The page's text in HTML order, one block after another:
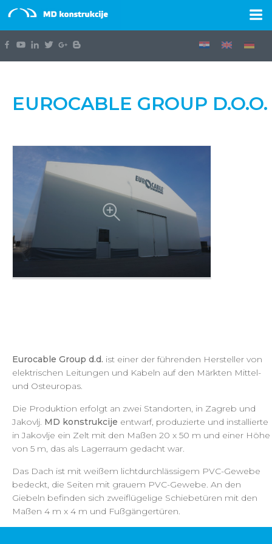
EUROCABLE GROUP D.O.O.
Eurocable Group d.d. ist einer der führenden Hersteller von
elektrischen Leitungen und Kabeln auf den Märkten Mittel-
und Osteuropas.
Die Produktion erfolgt an zwei Standorten, in Zagreb und
Jakovlj. MD konstrukcije entwarf, produzierte und installierte
in Jakovlje ein Zelt mit den Maßen 20 x 50 m und einer Höhe
von 5 m, das als Lagerraum gedacht war.
Das Dach ist mit weißem lichtdurchlässigem PVC-Gewebe
bedeckt, die Seiten mit grauem PVC-Gewebe. An den
Giebeln befinden sich zweiflügelige Schiebetüren mit den
Maßen 4 m x 4 m und Fußgängertüren.